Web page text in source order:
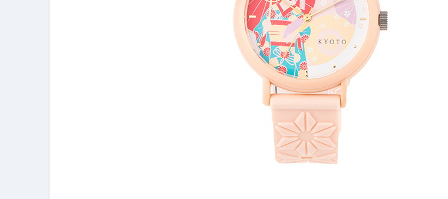
弁護士が教える「投資詐欺」に引っかからないための方法 #投資詐欺 #詐
【PR】フリーランス必見！入金前の売上をすぐに現金で受け取る方法
【2023年最新】金融ブラックでも可能な資金調達法3選！#shorts
個人事業主は銀行から融資を受けるとリスクが高い #shorts
【誰でも出来る】3万円が10％増量の「33000円」になる！
【即金】3時間で5万円稼ぐセルフバックの全貌！危険回避と安全な稼ぎ
【超高騰】爆上がりしたビットコインに695万円も投資してる営業39歳